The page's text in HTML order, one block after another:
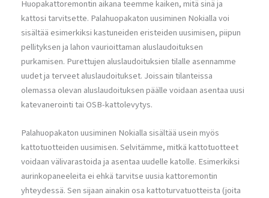
Huopakattoremontin aikana teemme kaiken, mitä sinä ja
kattosi tarvitsette. Palahuopakaton uusiminen Nokialla voi
sisältää esimerkiksi kastuneiden eristeiden uusimisen, piipun
pellityksen ja lahon vaurioittaman aluslaudoituksen
purkamisen. Purettujen aluslaudoituksien tilalle asennamme
uudet ja terveet aluslaudoitukset. Joissain tilanteissa
olemassa olevan aluslaudoituksen päälle voidaan asentaa uusi
katevanerointi tai OSB-kattolevytys.
Palahuopakaton uusiminen Nokialla sisältää usein myös
kattotuotteiden uusimisen. Selvitämme, mitkä kattotuotteet
voidaan välivarastoida ja asentaa uudelle katolle. Esimerkiksi
aurinkopaneeleita ei ehkä tarvitse uusia kattoremontin
yhteydessä. Sen sijaan ainakin osa kattoturvatuotteista (joita